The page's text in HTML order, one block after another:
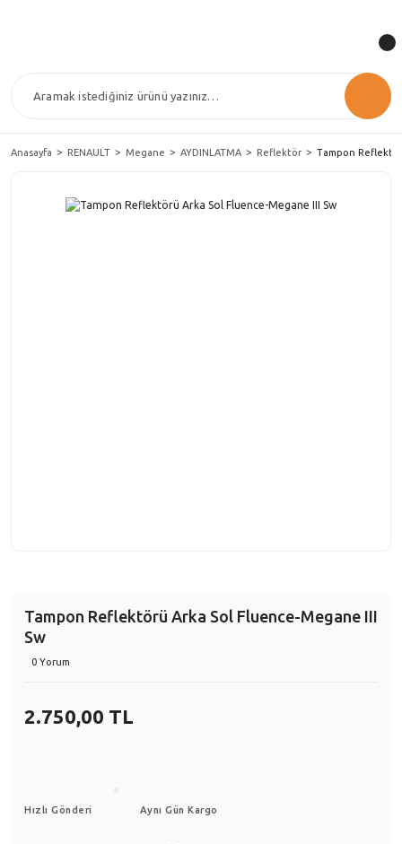
Anasayfa RENAULT Megane AYDINLATMA Reflektör Tampon
Tampon Reflektörü Arka Sol Fluence-Megane III
Sw
0 Yorum
2.750,00 TL
Hızlı Gönderi Aynı Gün Kargo